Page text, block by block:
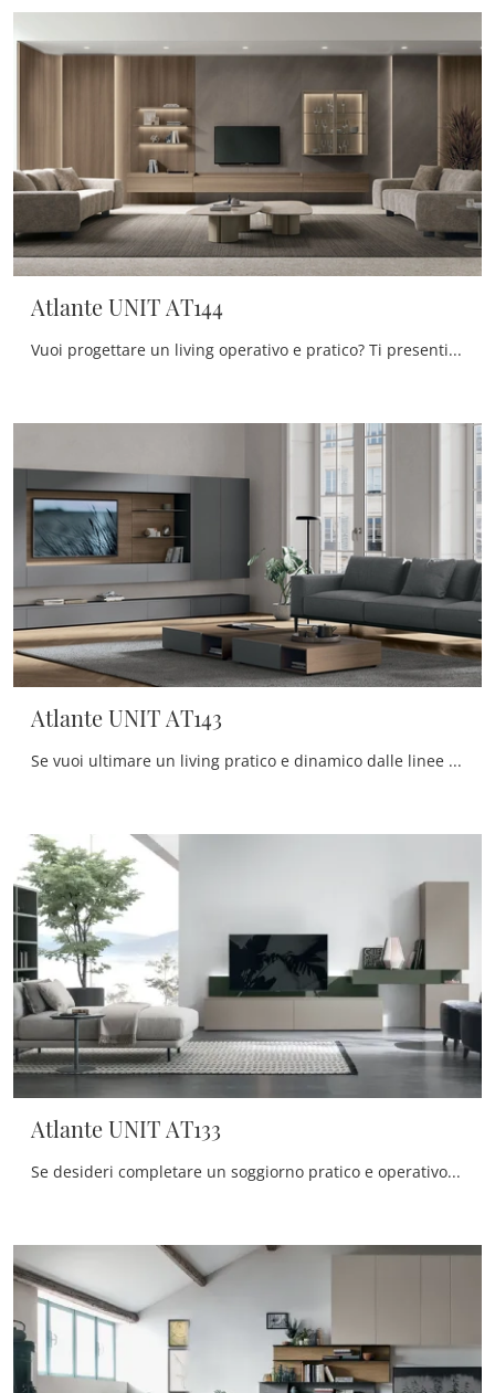
Atlante UNIT AT144
Vuoi progettare un living operativo e pratico? Ti presentiamo la parete attrezzata Atlante UNIT AT144 Tomasella dalle linee decise moderne.
Atlante UNIT AT143
Se vuoi ultimare un living pratico e dinamico dalle linee moderne, ecco a te la parete attrezzata Atlante UNIT AT143 Tomasella.
Atlante UNIT AT133
Se desideri completare un soggiorno pratico e operativo dalle linee moderne, ecco a te la parete attrezzata Atlante UNIT AT133 Tomasella.